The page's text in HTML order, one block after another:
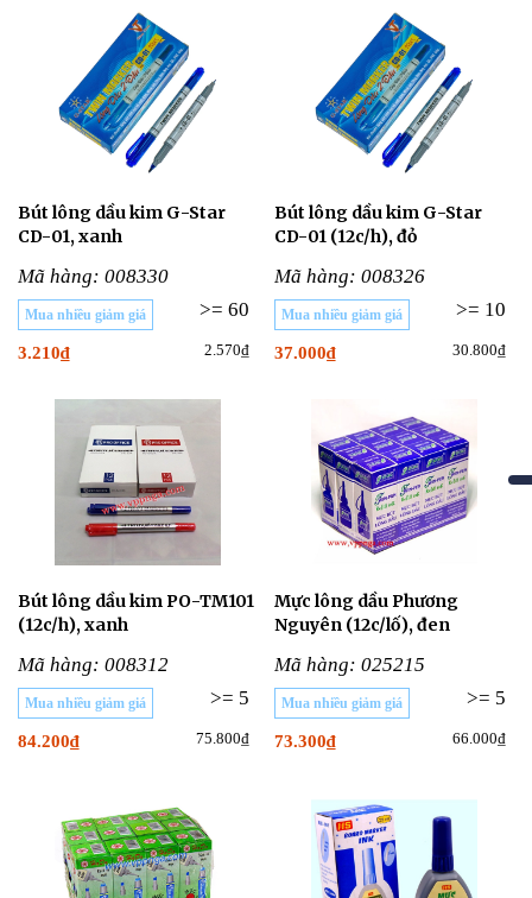
Bút lông dầu kim G-Star
CD-01, xanh
Mã hàng: 008330
Mua nhiều giảm giá >= 60
3.210₫ 2.570₫
Bút lông dầu kim G-Star
CD-01 (12c/h), đỏ
Mã hàng: 008326
Mua nhiều giảm giá >= 10
37.000₫ 30.800₫
Bút lông dầu kim PO-TM101
(12c/h), xanh
Mã hàng: 008312
Mua nhiều giảm giá >= 5
84.200₫ 75.800₫
Mực lông dầu Phương
Nguyên (12c/lố), đen
Mã hàng: 025215
Mua nhiều giảm giá >= 5
73.300₫ 66.000₫